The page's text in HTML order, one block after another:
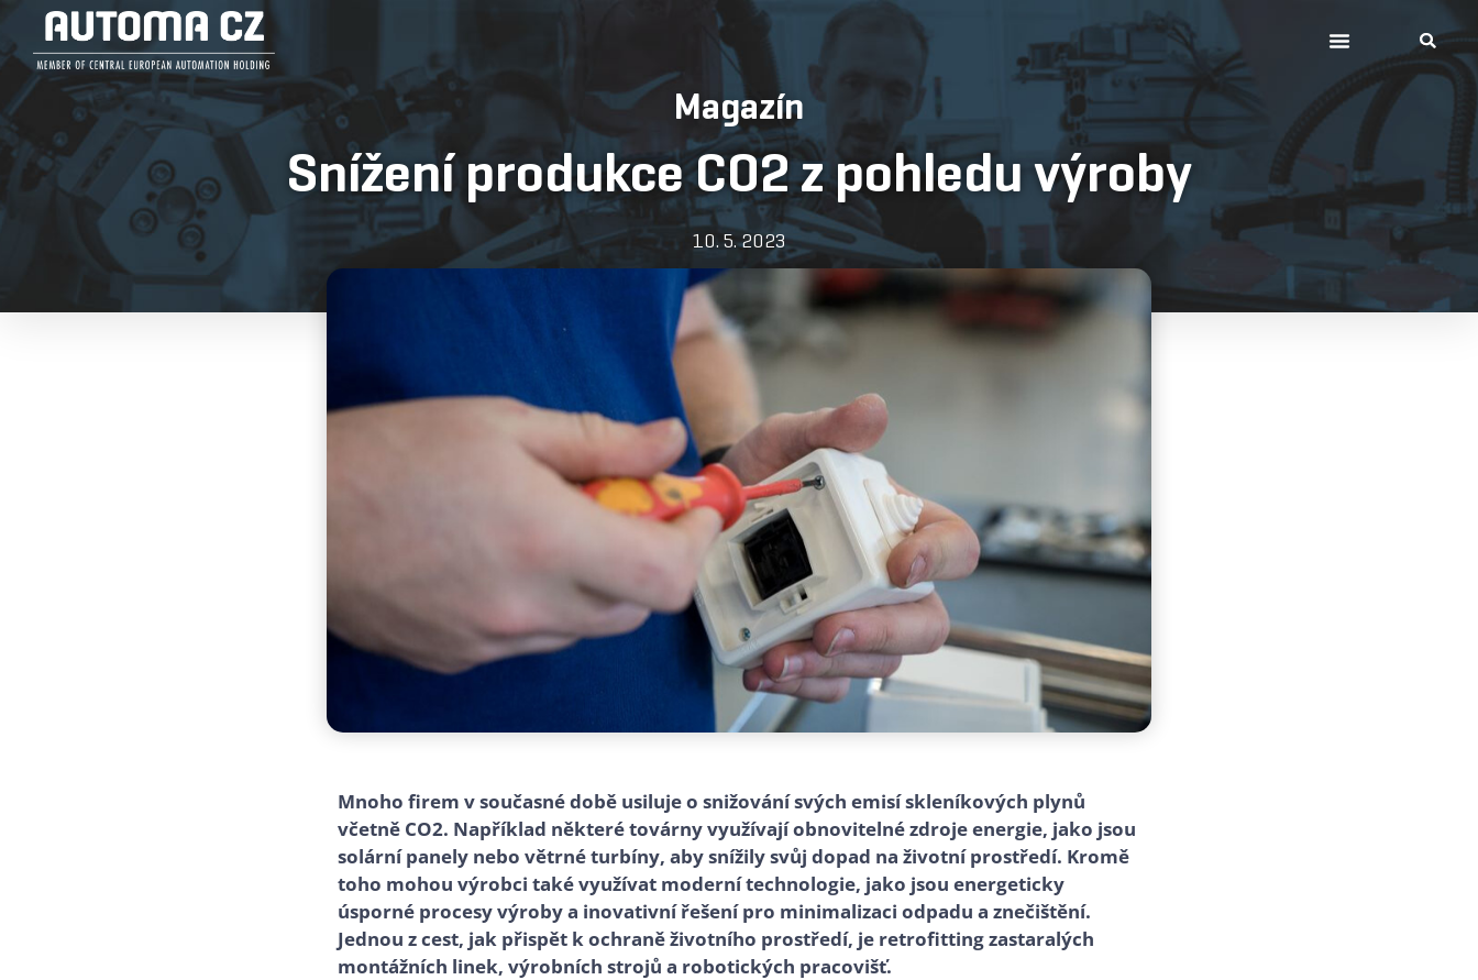
Magazín
Snížení produkce CO2 z pohledu výroby
10. 5. 2023
Mnoho firem v současné době usiluje o snižování svých emisí skleníkových plynů
včetně CO2. Například některé továrny využívají obnovitelné zdroje energie, jako jsou
solární panely nebo větrné turbíny, aby snížily svůj dopad na životní prostředí. Kromě
toho mohou výrobci také využívat moderní technologie, jako jsou energeticky
úsporné procesy výroby a inovativní řešení pro minimalizaci odpadu a znečištění.
Jednou z cest, jak přispět k ochraně životního prostředí, je retrofitting zastaralých
montážních linek, výrobních strojů a robotických pracovišť.